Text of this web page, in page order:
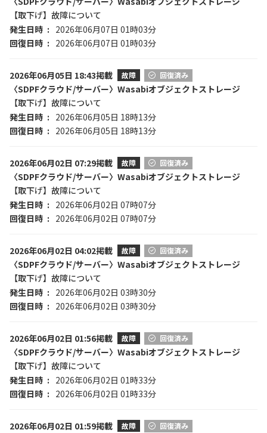
【取下げ】故障について
発生日時
2026年06月07日 01時03分
回復日時
2026年06月07日 01時03分
2026年06月05日 18:43掲載 故障 回復済み
〈SDPFクラウド/サーバー〉Wasabiオブジェクトストレージ
【取下げ】故障について
発生日時
2026年06月05日 18時13分
回復日時
2026年06月05日 18時13分
2026年06月02日 07:29掲載 故障 回復済み
〈SDPFクラウド/サーバー〉Wasabiオブジェクトストレージ
【取下げ】故障について
発生日時
2026年06月02日 07時07分
回復日時
2026年06月02日 07時07分
2026年06月02日 04:02掲載 故障 回復済み
〈SDPFクラウド/サーバー〉Wasabiオブジェクトストレージ
【取下げ】故障について
発生日時
2026年06月02日 03時30分
回復日時
2026年06月02日 03時30分
2026年06月02日 01:56掲載 故障 回復済み
〈SDPFクラウド/サーバー〉Wasabiオブジェクトストレージ
【取下げ】故障について
発生日時
2026年06月02日 01時33分
回復日時
2026年06月02日 01時33分
2026年06月02日 01:59掲載 故障 回復済み